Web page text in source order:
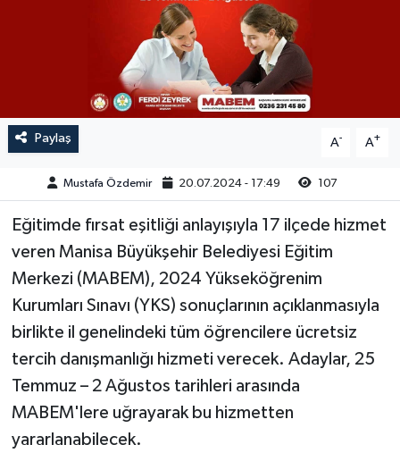
Paylaş A- A+
Mustafa Özdemir 20.07.2024 - 17:49 107
Eğitimde fırsat eşitliği anlayışıyla 17 ilçede hizmet
veren Manisa Büyükşehir Belediyesi Eğitim
Merkezi (MABEM), 2024 Yükseköğrenim
Kurumları Sınavı (YKS) sonuçlarının açıklanmasıyla
birlikte il genelindeki tüm öğrencilere ücretsiz
tercih danışmanlığı hizmeti verecek. Adaylar, 25
Temmuz – 2 Ağustos tarihleri arasında
MABEM'lere uğrayarak bu hizmetten
yararlanabilecek.
Kadın
Teknoloji
Yerel Haber
Akhisar Emlak
Ülke
Etiketler